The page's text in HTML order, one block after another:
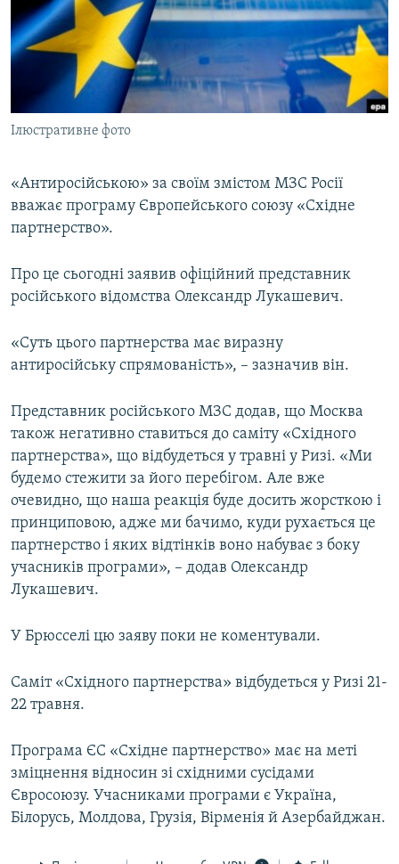
ДЕПОРТАЦІЯ
ВІДЕОУРОКИ «ELIFBE»
СВІДЧЕННЯ ОКУПАЦІЇ
УКРАЇНСЬКА ПРОБЛЕМА КРИМУ
ІНФОГРАФІКА
ЯК ОБІЙТИ БЛОКУВАННЯ
Русский
Qırımtatar
ДОЛУЧАЙСЯ!
Усі сайти RFE/RL
Ілюстративне фото
«Антиросійською» за своїм змістом МЗС Росії
вважає програму Європейського союзу «Східне
партнерство».
Про це сьогодні заявив офіційний представник
російського відомства Олександр Лукашевич.
«Суть цього партнерства має виразну
антиросійську спрямованість», – зазначив він.
Представник російського МЗС додав, що Москва
також негативно ставиться до саміту «Східного
партнерства», що відбудеться у травні у Ризі. «Ми
будемо стежити за його перебігом. Але вже
очевидно, що наша реакція буде досить жорсткою і
принциповою, адже ми бачимо, куди рухається це
партнерство і яких відтінків воно набуває з боку
учасників програми», – додав Олександр
Лукашевич.
У Брюсселі цю заяву поки не коментували.
Саміт «Східного партнерства» відбудеться у Ризі 21-
22 травня.
Програма ЄС «Східне партнерство» має на меті
зміцнення відносин зі східними сусідами
Євросоюзу. Учасниками програми є Україна,
Білорусь, Молдова, Грузія, Вірменія й Азербайджан.